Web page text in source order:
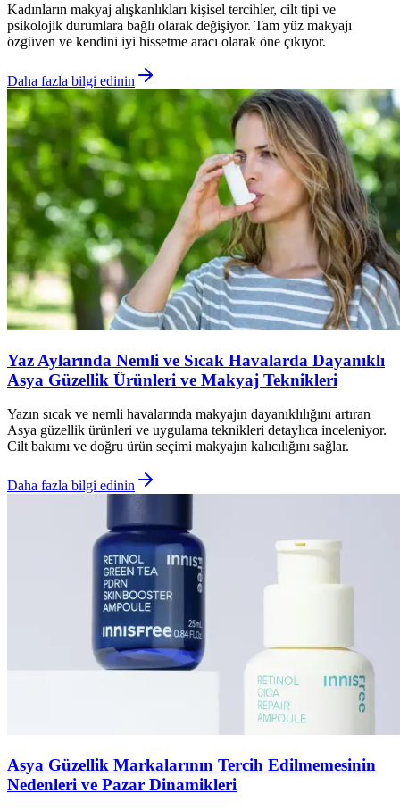
Kadınların makyaj alışkanlıkları kişisel tercihler, cilt tipi ve
psikolojik durumlara bağlı olarak değişiyor. Tam yüz makyajı
özgüven ve kendini iyi hissetme aracı olarak öne çıkıyor.
Daha fazla bilgi edinin
Yaz Aylarında Nemli ve Sıcak Havalarda Dayanıklı
Asya Güzellik Ürünleri ve Makyaj Teknikleri
Yazın sıcak ve nemli havalarında makyajın dayanıklılığını artıran
Asya güzellik ürünleri ve uygulama teknikleri detaylıca inceleniyor.
Cilt bakımı ve doğru ürün seçimi makyajın kalıcılığını sağlar.
Daha fazla bilgi edinin
Asya Güzellik Markalarının Tercih Edilmemesinin
Nedenleri ve Pazar Dinamikleri